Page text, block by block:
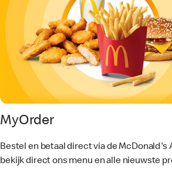
MyOrder
Bestel en betaal direct via de McDonald's
bekijk direct ons menu en alle nieuwste